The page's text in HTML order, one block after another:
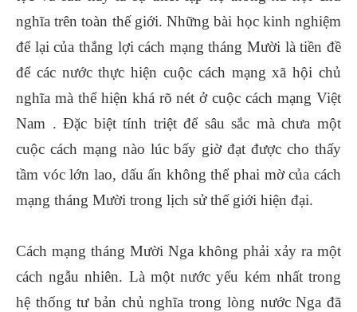
nghĩa trên toàn thế giới. Những bài học kinh nghiệm
để lại của thắng lợi cách mạng tháng Mười là tiền đề
để các nước thực hiện cuộc cách mạng xã hội chủ
nghĩa mà thể hiện khá rõ nét ở cuộc cách mạng Việt
Nam . Đặc biệt tính triệt để sâu sắc mà chưa một
cuộc cách mạng nào lúc bấy giờ đạt được cho thấy
tầm vóc lớn lao, dấu ấn không thể phai mờ của cách
mạng tháng Mười trong lịch sử thế giới hiện đại.
Cách mạng tháng Mười Nga không phải xảy ra một
cách ngẫu nhiên. Là một nước yếu kém nhất trong
hệ thống tư bản chủ nghĩa trong lòng nước Nga đã